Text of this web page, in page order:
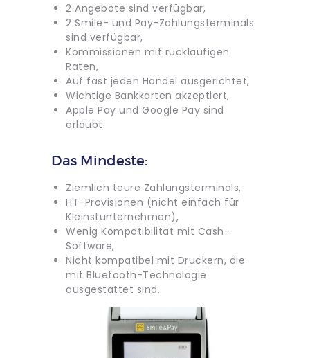
2 Angebote sind verfügbar,
2 Smile- und Pay-Zahlungsterminals
sind verfügbar,
Kommissionen mit rückläufigen
Raten,
Auf fast jeden Handel ausgerichtet,
Wichtige Bankkarten akzeptiert,
Apple Pay und Google Pay sind
erlaubt.
Das Mindeste:
Ziemlich teure Zahlungsterminals,
HT-Provisionen (nicht einfach für
Kleinstunternehmen),
Wenig Kompatibilität mit Cash-
Software,
Nicht kompatibel mit Druckern, die
mit Bluetooth-Technologie
ausgestattet sind.